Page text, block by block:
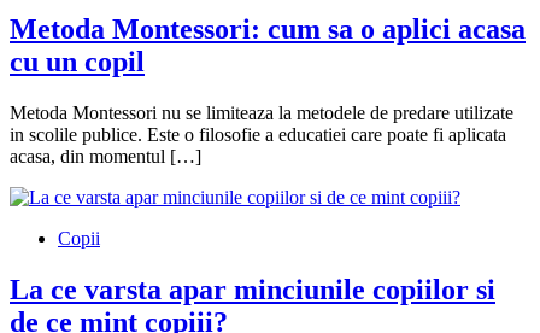
Metoda Montessori: cum sa o aplici acasa
cu un copil
Metoda Montessori nu se limiteaza la metodele de predare utilizate
in scolile publice. Este o filosofie a educatiei care poate fi aplicata
acasa, din momentul […]
Copii
La ce varsta apar minciunile copiilor si
de ce mint copiii?